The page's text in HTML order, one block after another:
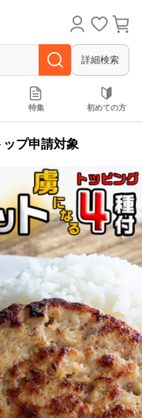
詳細検索
特集 初めての方
プ申請対象